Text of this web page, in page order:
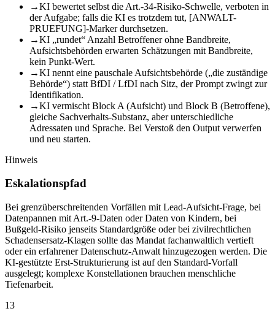
→KI bewertet selbst die Art.-34-Risiko-Schwelle, verboten in
der Aufgabe; falls die KI es trotzdem tut, [ANWALT-
PRUEFUNG]-Marker durchsetzen.
→KI „rundet“ Anzahl Betroffener ohne Bandbreite,
Aufsichtsbehörden erwarten Schätzungen mit Bandbreite,
kein Punkt-Wert.
→KI nennt eine pauschale Aufsichtsbehörde („die zuständige
Behörde“) statt BfDI / LfDI nach Sitz, der Prompt zwingt zur
Identifikation.
→KI vermischt Block A (Aufsicht) und Block B (Betroffene),
gleiche Sachverhalts-Substanz, aber unterschiedliche
Adressaten und Sprache. Bei Verstoß den Output verwerfen
und neu starten.
Hinweis
Eskalationspfad
Bei grenzüberschreitenden Vorfällen mit Lead-Aufsicht-Frage, bei
Datenpannen mit Art.-9-Daten oder Daten von Kindern, bei
Bußgeld-Risiko jenseits Standardgröße oder bei zivilrechtlichen
Schadensersatz-Klagen sollte das Mandat fachanwaltlich vertieft
oder ein erfahrener Datenschutz-Anwalt hinzugezogen werden. Die
KI-gestützte Erst-Strukturierung ist auf den Standard-Vorfall
ausgelegt; komplexe Konstellationen brauchen menschliche
Tiefenarbeit.
13